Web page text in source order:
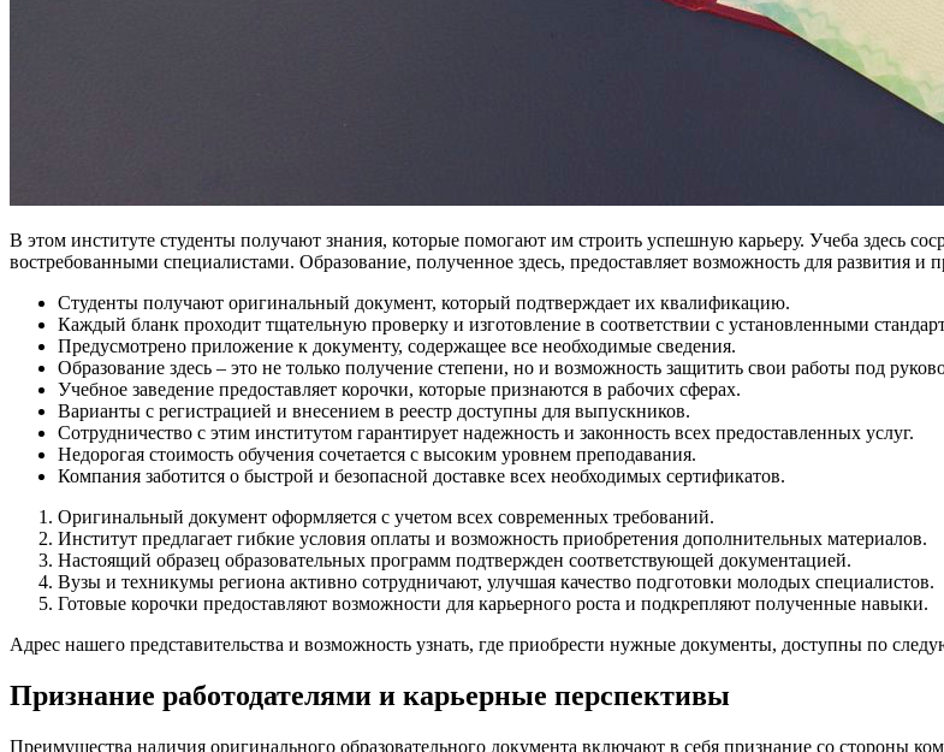
В этом институте студенты получают знания, которые помогают им строить успешную карьеру. Учеба здесь
востребованными специалистами. Образование, полученное здесь, предоставляет возможность для развития
Студенты получают оригинальный документ, который подтверждает их квалификацию.
Каждый бланк проходит тщательную проверку и изготовление в соответствии с установленными
Предусмотрено приложение к документу, содержащее все необходимые сведения.
Образование здесь – это не только получение степени, но и возможность защитить свои работы под
Учебное заведение предоставляет корочки, которые признаются в рабочих сферах.
Варианты с регистрацией и внесением в реестр доступны для выпускников.
Сотрудничество с этим институтом гарантирует надежность и законность всех предоставленных услуг.
Недорогая стоимость обучения сочетается с высоким уровнем преподавания.
Компания заботится о быстрой и безопасной доставке всех необходимых сертификатов.
Оригинальный документ оформляется с учетом всех современных требований.
Институт предлагает гибкие условия оплаты и возможность приобретения дополнительных материалов.
Настоящий образец образовательных программ подтвержден соответствующей документацией.
Вузы и техникумы региона активно сотрудничают, улучшая качество подготовки молодых специалистов.
Готовые корочки предоставляют возможности для карьерного роста и подкрепляют полученные навыки.
Адрес нашего представительства и возможность узнать, где приобрести нужные документы, доступны по
Признание работодателями и карьерные перспективы
Преимущества наличия оригинального образовательного документа включают в себя признание со стороны